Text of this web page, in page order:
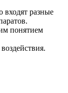
входят разные
понятием